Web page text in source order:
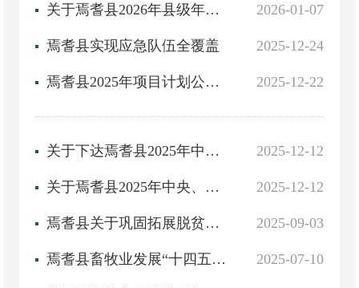
2026-01-07
关于焉耆县2026年县级年度项目计划审批意见
2025-12-24
焉耆县实现应急队伍全覆盖
2025-12-22
焉耆县2025年项目计划公告情况
2025-12-12
关于下达焉耆县2025年中央、自治区、县级财政衔接补助资金（结余资金）项目的通知
2025-12-12
关于焉耆县2025年中央、自治区、县级财政衔接补助资金（结余资金）项目的审批意见
2025-09-03
焉耆县关于巩固拓展脱贫攻坚成果同乡村振兴项目库建设申报流程
2025-07-10
焉耆县畜牧业发展“十四五”规划重点工作目标落实情况报告